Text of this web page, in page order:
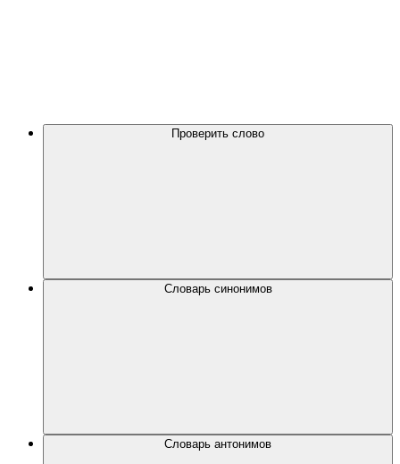
Проверить слово
Словарь синонимов
Словарь антонимов